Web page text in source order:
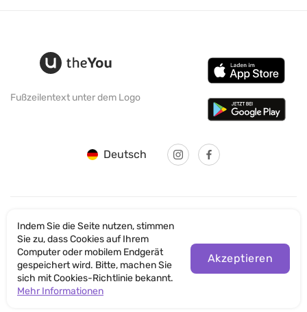
Fußzeilentext unter dem Logo
Deutsch
© SANTICUM INTERNATIONAL LTD
Datenschutz
Nutzungsbedingungen der Website
Indem Sie die Seite nutzen, stimmen
Sie zu, dass Cookies auf Ihrem
Computer oder mobilem Endgerät
gespeichert wird. Bitte, machen Sie
sich mit Cookies-Richtlinie bekannt.
Mehr Informationen
Akzeptieren